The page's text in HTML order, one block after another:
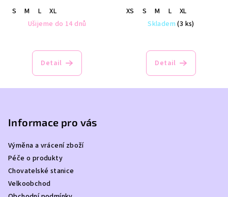
S
M L
XL
Ušijeme do 14 dnů
Detail
XS
S M L
XL
Skladem(3 ks)
Detail
Informace pro vás
Výměna a vrácení zboží
Péče o produkty
Chovatelské stanice
Velkoobchod